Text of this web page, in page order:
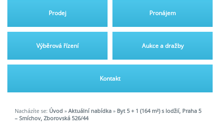
Prodej Pronájem
Výběrová řízení Aukce a dražby
Kontakt
Nacházíte se: Úvod » Aktuální nabídka » Byt 5 + 1 (164 m²) s lodžií, Praha 5
– Smíchov, Zborovská 526/44